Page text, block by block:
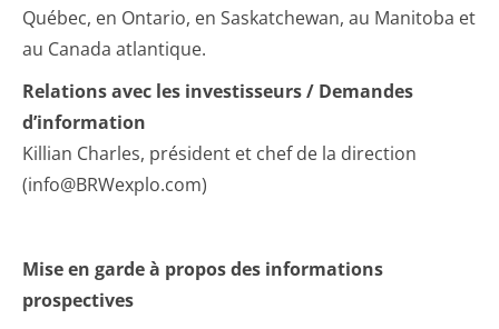
Québec, en Ontario, en Saskatchewan, au Manitoba et
au Canada atlantique.
Relations avec les investisseurs / Demandes
d’information
Killian Charles, président et chef de la direction
(info@BRWexplo.com)
Mise en garde à propos des informations
prospectives